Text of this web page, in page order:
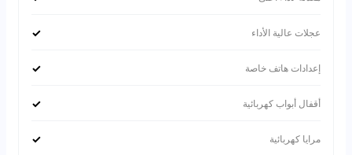
عجلات عالية الأداء ✓
إعدادات هاتف خاصة ✓
أقفال أبواب كهربائية ✓
مرايا كهربائية ✓